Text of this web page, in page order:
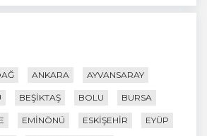
ANKARA AYVANSARAY
BEŞIKTAŞ BOLU BURSA
EMINÖNÜ ESKIŞEHIR EYÜP